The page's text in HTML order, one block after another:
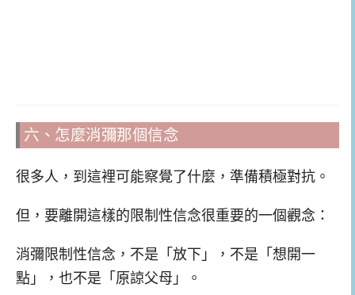
六、怎麼消彌那個信念
很多人，到這裡可能察覺了什麼，準備積極對抗。
但，要離開這樣的限制性信念很重要的一個觀念：
消彌限制性信念，不是「放下」，不是「想開一
點」，也不是「原諒父母」。